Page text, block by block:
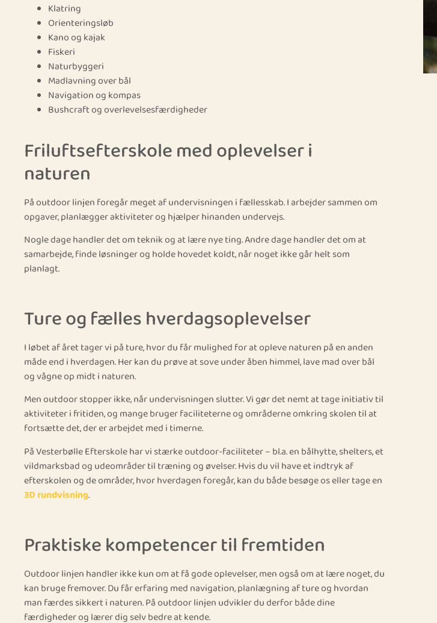
Klatring
Orienteringsløb
Kano og kajak
Fiskeri
Naturbyggeri
Madlavning over bål
Navigation og kompas
Bushcraft og overlevelsesfærdigheder
Friluftsefterskole med oplevelser i
naturen
På outdoor linjen foregår meget af undervisningen i fællesskab. I arbejder sammen om
opgaver, planlægger aktiviteter og hjælper hinanden undervejs.
Nogle dage handler det om teknik og at lære nye ting. Andre dage handler det om at
samarbejde, finde løsninger og holde hovedet koldt, når noget ikke går helt som
planlagt.
Ture og fælles hverdagsoplevelser
I løbet af året tager vi på ture, hvor du får mulighed for at opleve naturen på en anden
måde end i hverdagen. Her kan du prøve at sove under åben himmel, lave mad over bål
og vågne op midt i naturen.
Men outdoor stopper ikke, når undervisningen slutter. Vi gør det nemt at tage initiativ til
aktiviteter i fritiden, og mange bruger faciliteterne og områderne omkring skolen til at
fortsætte det, der er arbejdet med i timerne.
På Vesterbølle Efterskole har vi stærke outdoor-faciliteter – bl.a. en bålhytte, shelters, et
vildmarksbad og udeområder til træning og øvelser. Hvis du vil have et indtryk af
efterskolen og de områder, hvor hverdagen foregår, kan du både besøge os eller tage en
3D rundvisning.
Praktiske kompetencer til fremtiden
Outdoor linjen handler ikke kun om at få gode oplevelser, men også om at lære noget, du
kan bruge fremover. Du får erfaring med navigation, planlægning af ture og hvordan
man færdes sikkert i naturen. På outdoor linjen udvikler du derfor både dine
færdigheder og lærer dig selv bedre at kende.